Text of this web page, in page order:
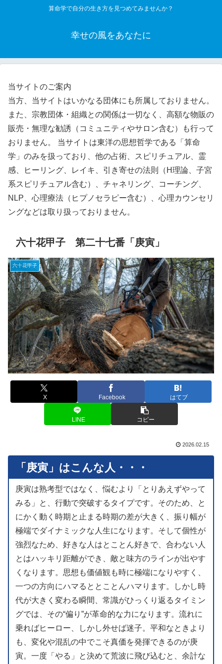
算命学で自分の生き方を見つめてみませんか？
幸せの風をあなたに
当サイトのご案内
当方、当サイトはいかなる団体にも所属しておりません。
また、宗教団体・組織との関係は一切なく、高額な物販の
販売・無理な勧誘（コミュニティやサロン含む）も行って
おりません。 当サイトは東洋の思想哲学である「算命
学」のみを扱っており、他の占術、スピリチュアル、霊
感、ヒーリング、レイキ、引き寄せの法則（H理論、子宮
系スピリチュアル含む）、チャネリング、コーチング、
NLP、心理療法（ヒプノセラピー含む）、心理カウンセリ
ングなどは取り扱っておりません。
六十花甲子 第二十七番「庚寅」
六十花甲子
X Facebook はてブ
LINE コピー
2026.02.15
「庚寅」はこんな人・・・
庚寅は熟考型ではなく、悩むより「とりあえずやって
みる」と、行動で突破するタイプです。そのため、と
にかく動く時期と止まる時期の差が大きく、振り幅が
極端でダイナミックな人生になります。そして個性が
強烈なため、好きな人はとことん好きで、合わない人
とはハッキリ距離ができ、敵と味方のラインが出やす
くなります。思想も価値観も時に極端になりやすく、
一つの方向にハマるととことんハマります。しかし時
代が大きく変わる瞬間、常識がひっくり返るタイミン
グでは、その“偏り”が革命的な力になります。流れに
乗ればヒーロー、しかし外せば迷子。平和なときより
も、変化や混乱の中でこそ真価を発揮できるのが庚
寅。一度「やる」と決めて荒波に飛び込むと、余計な